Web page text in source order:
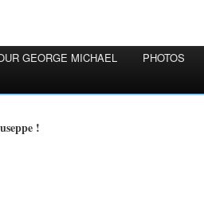
GEORGE MICHAEL PHOTOS
!